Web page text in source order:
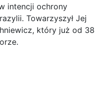
intencji ochrony
Towarzyszył Jej
który już od 38